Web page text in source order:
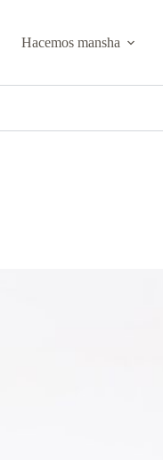
Hacemos mansha